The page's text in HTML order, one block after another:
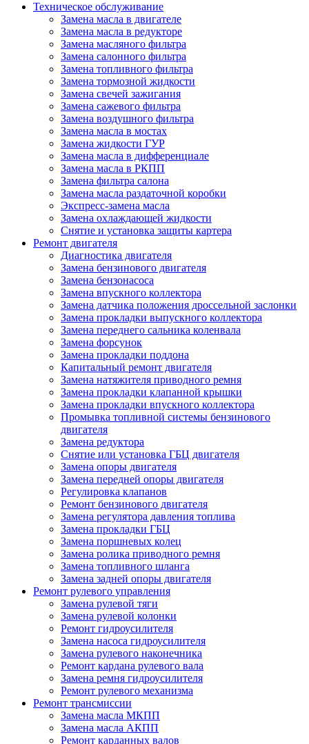
Техническое обслуживание
Замена масла в двигателе
Замена масла в редукторе
Замена масляного фильтра
Замена салонного фильтра
Замена топливного фильтра
Замена тормозной жидкости
Замена свечей зажигания
Замена сажевого фильтра
Замена воздушного фильтра
Замена масла в мостах
Замена жидкости ГУР
Замена масла в дифференциале
Замена масла в РКПП
Замена фильтра салона
Замена масла раздаточной коробки
Экспресс-замена масла
Замена охлаждающей жидкости
Снятие и установка защиты картера
Ремонт двигателя
Диагностика двигателя
Замена бензинового двигателя
Замена бензонасоса
Замена впускного коллектора
Замена датчика положения дроссельной заслонки
Замена прокладки выпускного коллектора
Замена переднего сальника коленвала
Замена форсунок
Замена прокладки поддона
Капитальный ремонт двигателя
Замена натяжителя приводного ремня
Замена прокладки клапанной крышки
Замена прокладки впускного коллектора
Промывка топливной системы бензинового
двигателя
Замена редуктора
Снятие или установка ГБЦ двигателя
Замена опоры двигателя
Замена передней опоры двигателя
Регулировка клапанов
Ремонт бензинового двигателя
Замена регулятора давления топлива
Замена прокладки ГБЦ
Замена поршневых колец
Замена ролика приводного ремня
Замена топливного шланга
Замена задней опоры двигателя
Ремонт рулевого управления
Замена рулевой тяги
Замена рулевой колонки
Ремонт гидроусилителя
Замена насоса гидроусилителя
Замена рулевого наконечника
Ремонт кардана рулевого вала
Замена ремня гидроусилителя
Ремонт рулевого механизма
Ремонт трансмиссии
Замена масла МКПП
Замена масла АКПП
Ремонт карданных валов